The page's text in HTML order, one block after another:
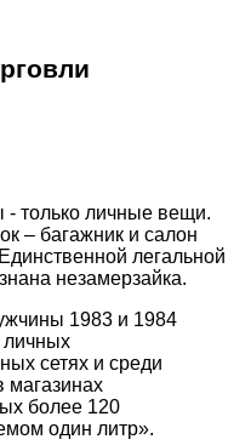
только личные вещи.
– багажник и салон
легальной
незамерзайка.
1983 и 1984
личных
сетях и среди
магазинах
более 120
один литр».